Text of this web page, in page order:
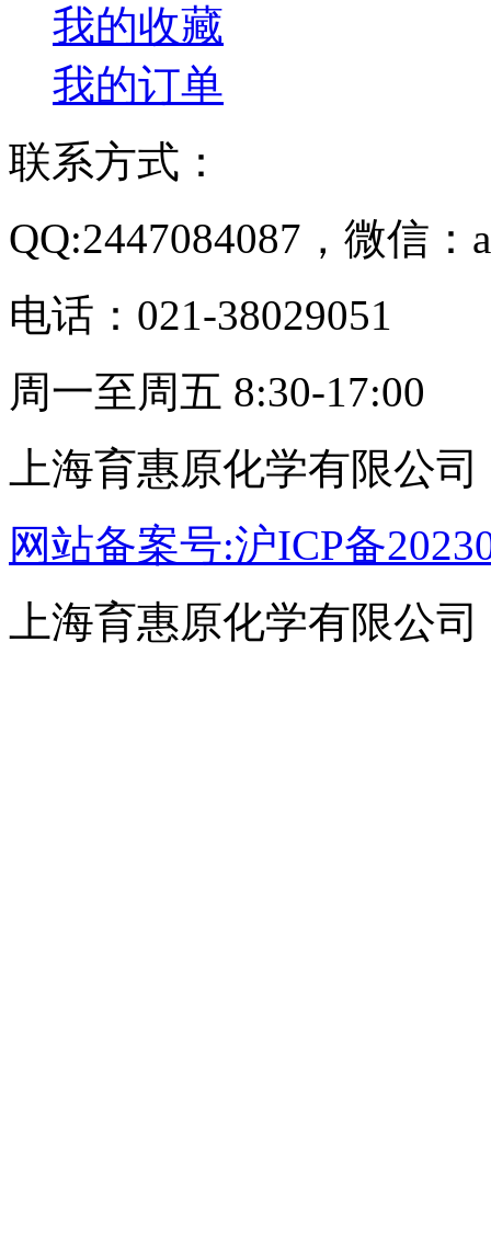
我的收藏
我的订单
联系方式：
QQ:2447084087，微信：
电话：021-38029051
周一至周五 8:30-17:00
上海育惠原化学有限公司
网站备案号:沪ICP备
上海育惠原化学有限公司